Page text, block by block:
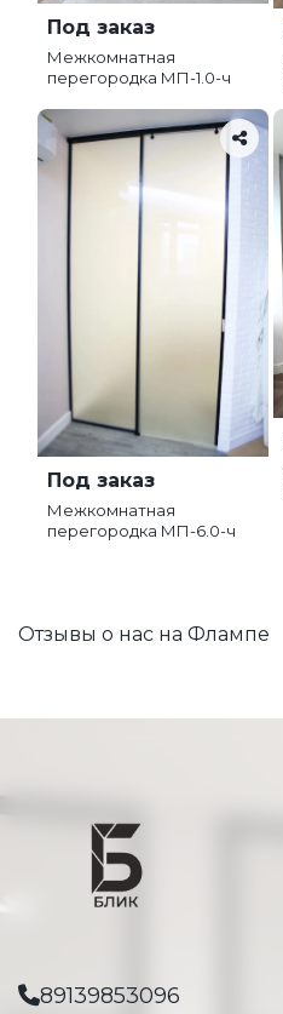
Под заказ
Межкомнатная
перегородка МП-1.0-ч
Под заказ
Межкомнатная
перегородка МП-6.0-ч
Отзывы о нас на Флампе
89139853096